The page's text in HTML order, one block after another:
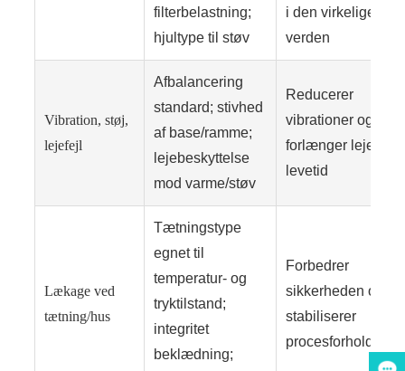
filterbelastning;
hjultype til støv
i den virkelige
verden
Vibration, støj,
lejefejl
Afbalancering
standard; stivhed
af base/ramme;
lejebeskyttelse
mod varme/støv
Reducerer
vibrationer og
forlænger lejernes
levetid
Lækage ved
tætning/hus
Tætningstype
egnet til
temperatur- og
tryktilstand;
integritet
beklædning;
Forbedrer
sikkerheden og
stabiliserer
procesforhold